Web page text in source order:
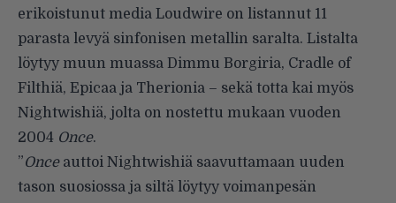
erikoistunut media Loudwire on listannut 11
parasta levyä sinfonisen metallin saralta. Listalta
löytyy muun muassa Dimmu Borgiria, Cradle of
Filthiä, Epicaa ja Therionia – sekä totta kai myös
Nightwishiä, jolta on nostettu mukaan vuoden
2004 Once.
”Once auttoi Nightwishiä saavuttamaan uuden
tason suosiossa ja siltä löytyy voimanpesän